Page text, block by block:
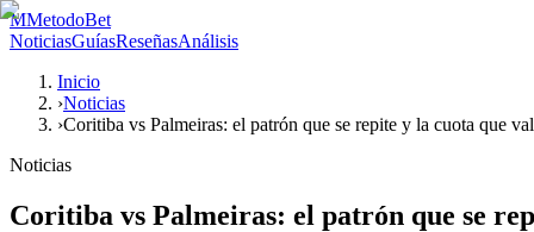
MMetodoBet
NoticiasGuíasReseñasAnálisis
Inicio
›Noticias
›Coritiba vs Palmeiras: el patrón que se repite y la cuota que
Noticias
Coritiba vs Palmeiras: el patrón que se